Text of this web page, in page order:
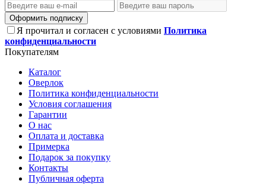
Оформить подписку
Я прочитал и согласен с условиями Политика
конфиденциальности
Покупателям
Каталог
Оверлок
Политика конфиденциальности
Условия соглашения
Гарантии
О нас
Оплата и доставка
Примерка
Подарок за покупку
Контакты
Публичная оферта